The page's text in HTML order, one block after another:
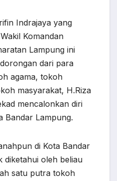
Indrajaya yang
Komandan
Lampung ini
dari para
agama, tokoh
masyarakat, H.Riza
mencalonkan diri
Bandar Lampung.
di Kota Bandar
diketahui oleh beliau
satu putra tokoh